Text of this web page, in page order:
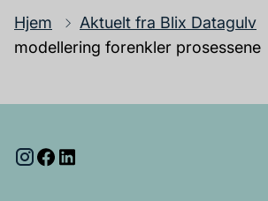
Hjem Aktuelt fra Blix Datagulv
modellering forenkler prosessene